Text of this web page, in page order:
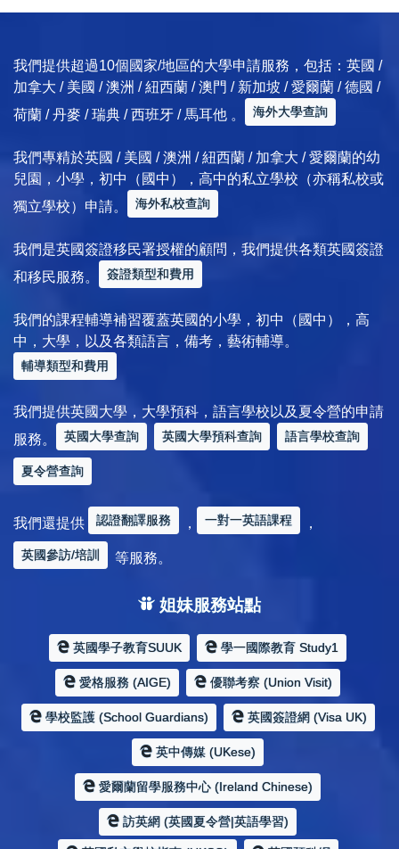
我們提供超過10個國家/地區的大學申請服務，包括：英國 /
加拿大 / 美國 / 澳洲 / 紐西蘭 / 澳門 / 新加坡 / 愛爾蘭 / 德國 /
荷蘭 / 丹麥 / 瑞典 / 西班牙 / 馬耳他 。
海外大學查詢
我們專精於英國 / 美國 / 澳洲 / 紐西蘭 / 加拿大 / 愛爾蘭的幼
兒園，小學，初中（國中），高中的私立學校（亦稱私校或
獨立學校）申請。
海外私校查詢
我們是英國簽證移民署授權的顧問，我們提供各類英國簽證
和移民服務。
簽證類型和費用
我們的課程輔導補習覆蓋英國的小學，初中（國中），高
中，大學，以及各類語言，備考，藝術輔導。
輔導類型和費用
我們提供英國大學，大學預科，語言學校以及夏令營的申請
服務。
英國大學查詢 英國大學預科查詢 語言學校查詢
夏令營查詢
我們還提供 認證翻譯服務 ， 一對一英語課程 ，
英國參訪/培訓 等服務。
姐妹服務站點
英國學子教育SUUK 學一國際教育 Study1
愛格服務 (AIGE) 優聯考察 (Union Visit)
學校監護 (School Guardians) 英國簽證網 (Visa UK)
英中傳媒 (UKese)
愛爾蘭留學服務中心 (Ireland Chinese)
訪英網 (英國夏令營|英語學習)